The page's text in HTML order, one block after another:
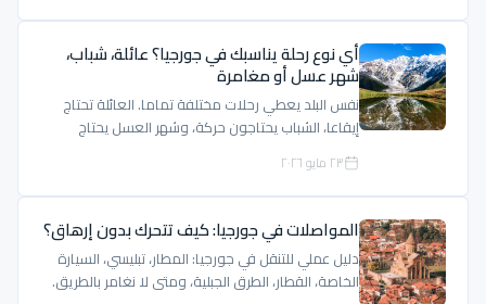
أي نوع رحلة يناسبك في جورجيا؟ عائلة، شباب،
شهر عسل أو مغامرة
نفس البلد يعطي رحلات مختلفة تماما. العائلة تحتاج
إيقاعا، الشباب يحتاجون حركة، وشهر العسل يحتاج
خصوصية وهدوء.
٢٣ مايو ٢٠٢٦
المواصلات في جورجيا: كيف تتحرك بدون إرهاق؟
دليل عملي للتنقل في جورجيا: المطار، تبليسي، السيارة
الخاصة، القطار، الطرق الجبلية، ومتى لا نغامر بالطريق.